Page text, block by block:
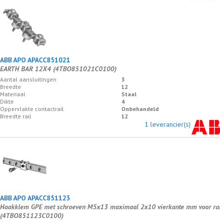
ABB APO APACC851021
EARTH BAR 12X4 (4TBO851021C0100)
Aantal aansluitingen
3
Breedte
12
Materiaal
Staal
Dikte
4
Oppervlakte contactrail
Onbehandeld
Breedte rail
12
1 leverancier(s)
ABB APO APACC851123
Haakklem GPE met schroeven M5x13 maximaal 2x10 vierkante mm voor
(4TBO851123C0100)